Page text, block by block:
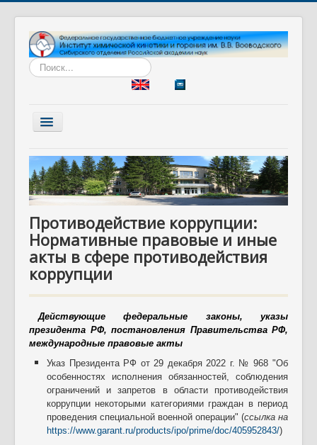
Искать...
Включить/
выключить
Главная
Институт
Наука
Образование
Диссертационный совет
Разработки
Вакансии
Контакты
Противодействие коррупции
Противодействие коррупции:
Нормативные правовые и иные
акты в сфере противодействия
коррупции
Действующие федеральные законы, указы
президента РФ, постановления Правительства РФ,
международные правовые акты
Указ Президента РФ от 29 декабря 2022 г. № 968 "Об
особенностях исполнения обязанностей, соблюдения
ограничений и запретов в области противодействия
коррупции некоторыми категориями граждан в период
проведения специальной военной операции" (ссылка на
https://www.garant.ru/products/ipo/prime/doc/405952843/)